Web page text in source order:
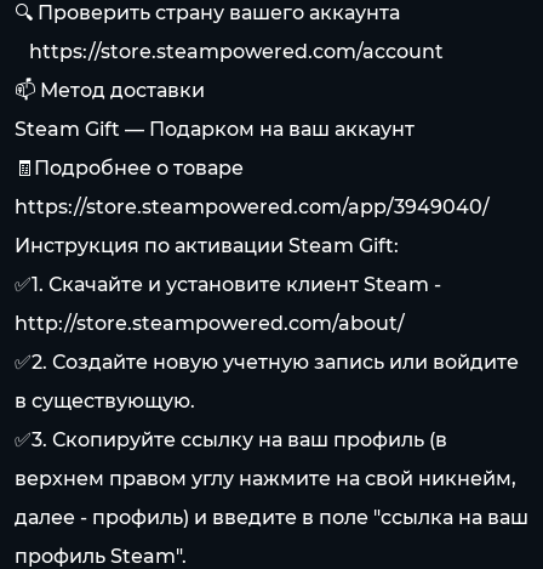
🔍 Проверить страну вашего аккаунта
https://store.steampowered.com/account
📫 Метод доставки
Steam Gift — Подарком на ваш аккаунт
🧾Подробнее о товаре
https://store.steampowered.com/app/3949040/
Инструкция по активации Steam Gift:
✅1. Скачайте и установите клиент Steam -
http://store.steampowered.com/about/
✅2. Создайте новую учетную запись или войдите
в существующую.
✅3. Скопируйте ссылку на ваш профиль (в
верхнем правом углу нажмите на свой никнейм,
далее - профиль) и введите в поле "ссылка на ваш
профиль Steam".